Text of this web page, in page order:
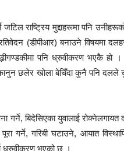
राष्ट्रिय मुद्दाहरूमा पनि
(डीपीआर) बनाउने विषयमा
पनि ध्रुवीकरण भएकै हो
छलेर खोला बेचिँदा कुनै पनि दलले
बिदेसिएका युवालाई रोक्नेलगायत
गर्ने, गरिबी घटाउने, आयात
ध्रुवीकरण भएको छ ।